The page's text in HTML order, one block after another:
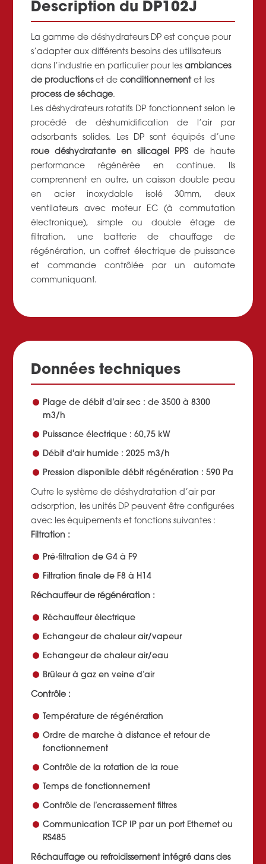
Description du DP102J
La gamme de déshydrateurs DP est conçue pour
s’adapter aux différents besoins des utilisateurs
dans l’industrie en particulier pour lesambiances
de productionset deconditionnementet les
process de séchage.
Les déshydrateurs rotatifs DP fonctionnent selon le
procédé de déshumidification de l’air par
adsorbants solides. Les DP sont équipés d’une
roue déshydratante en silicagel PPSde haute
performance régénérée en continue. Ils
comprennent en outre, un caisson double peau
en acier inoxydable isolé 30mm, deux
ventilateurs avec moteur EC (à commutation
électronique), simple ou double étage de
filtration, une batterie de chauffage de
régénération, un coffret électrique de puissance
et commande contrôlée par un automate
communiquant.
Données techniques
Plage de débit d’air sec : de 3500 à 8300
m3/h
Puissance électrique : 60,75 kW
Débit d'air humide : 2025 m3/h
Pression disponible débit régénération : 590 Pa
Outre le système de déshydratation d’air par
adsorption, les unités DP peuvent être configurées
avec les équipements et fonctions suivantes :
Filtration :
Pré-filtration de G4 à F9
Filtration finale de F8 à H14
Réchauffeur de régénération :
Réchauffeur électrique
Echangeur de chaleur air/vapeur
Echangeur de chaleur air/eau
Brûleur à gaz en veine d’air
Contrôle :
Température de régénération
Ordre de marche à distance et retour de
fonctionnement
Contrôle de la rotation de la roue
Temps de fonctionnement
Contrôle de l’encrassement filtres
Communication TCP IP par un port Ethernet ou
RS485
Réchauffage ou refroidissement intégré dans des